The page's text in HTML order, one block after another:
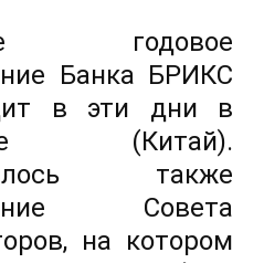
годовое
Банка БРИКС
в эти дни в
(Китай).
также
Совета
на котором